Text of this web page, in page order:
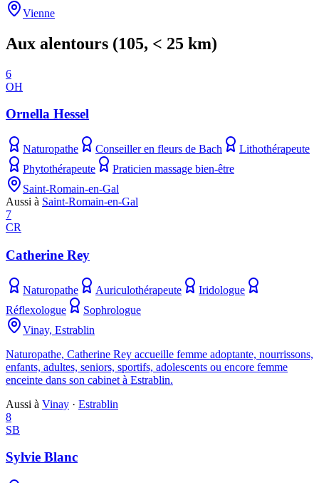
Vienne
Aux alentours (105, < 25 km)
6
OH
Ornella Hessel
Naturopathe Conseiller en fleurs de Bach
Lithothérapeute
Phytothérapeute
Praticien massage bien-être
Saint-Romain-en-Gal
Aussi à Saint-Romain-en-Gal
7
CR
Catherine Rey
Naturopathe Auriculothérapeute
Iridologue
Réflexologue
Sophrologue
Vinay, Estrablin
Naturopathe, Catherine Rey accueille femme adoptante, nourrissons,
enfants, adultes, seniors, sportifs, adolescents ou encore femme
enceinte dans son cabinet à Estrablin.
Aussi à Vinay · Estrablin
8
SB
Sylvie Blanc